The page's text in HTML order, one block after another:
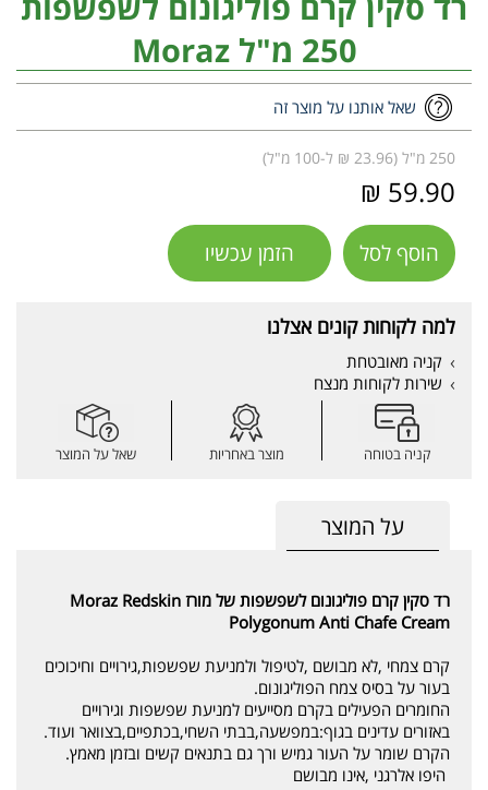
250 מ"ל Moraz
שאל אותנו על מוצר זה
250 מ"ל (23.96 ₪ ל-100 מ"ל)
59.90 ₪
הוסף לסל הזמן עכשיו
למה לקוחות קונים אצלנו
קניה מאובטחת
שירות לקוחות מנצח
קניה בטוחה מוצר באחריות שאל על המוצר
על המוצר
רד סקין קרם פוליגונום לשפשפות של מורז Moraz Redskin
Polygonum Anti Chafe Cream
קרם צמחי ,לא מבושם ,לטיפול ולמניעת שפשפות,גירויים וחיכוכים
בעור על בסיס צמח הפוליגונום.
החומרים הפעילים בקרם מסייעים למניעת שפשפות וגירויים
באזורים עדינים בגוף:במפשעה,בבתי השחי,בכתפיים,בצוואר ועוד.
הקרם שומר על העור גמיש ורך גם בתנאים קשים ובזמן מאמץ.
היפו אלרגני ,אינו מבושם